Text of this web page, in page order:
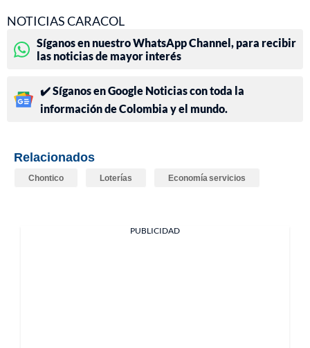
NOTICIAS CARACOL
Síganos en nuestro WhatsApp Channel, para recibir
las noticias de mayor interés
✔️ Síganos en Google Noticias con toda la
información de Colombia y el mundo.
Relacionados
Chontico Loterías Economía servicios
PUBLICIDAD